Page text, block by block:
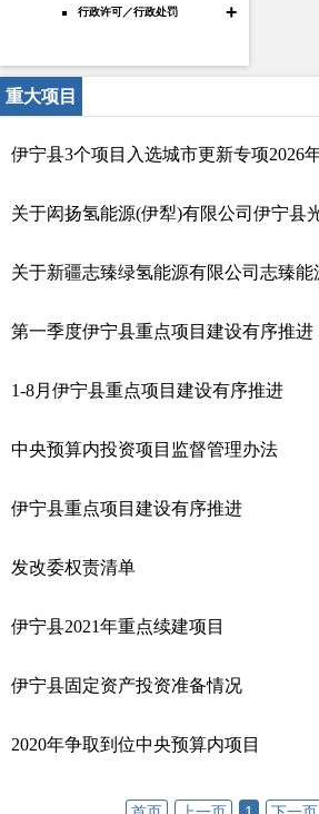
行政许可／行政处罚 +
重大项目
第一季度伊宁县重点项目建设有序推进
1-8月伊宁县重点项目建设有序推进
中央预算内投资项目监督管理办法
伊宁县重点项目建设有序推进
发改委权责清单
伊宁县2021年重点续建项目
伊宁县固定资产投资准备情况
2020年争取到位中央预算内项目